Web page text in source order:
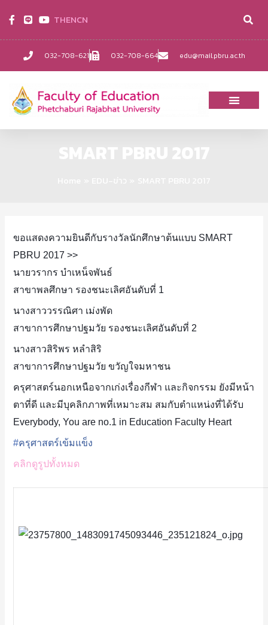
032-708-621 032-708-664 edu@mail.pbru.ac.th
THENCN
ขอแสดงความยินดีกับรางวัลนักศึกษาต้นแบบ SMART
PBRU 2017 >>
นายวรากร บำเหน็จพันธ์
สาขาพลศึกษา รองชนะเลิศอันดับที่ 1
นางสาววรรณิศา เม่งพัด
สาขาการศึกษาปฐมวัย รองชนะเลิศอันดับที่ 2
นางสาวสิริพร หลำสิริ
สาขาการศึกษาปฐมวัย ขวัญใจมหาชน
ครุศาสตร์นอกเหนือจากเก่งเรื่องกีฬา และกิจกรรม ยังมีหน้า
ตาที่ดี และมีบุคลิกภาพที่เหมาะสม สมกับตำแหน่งที่ได้รับ
Everybody, You are no.1 in Education Faculty Heart
#ครุศาสตร์เข้มแข็ง
คลิกดูรูปทั้งหมด